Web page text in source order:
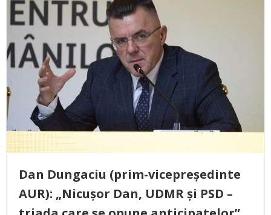
Dan Dungaciu (prim-vicepreședinte
AUR): „Nicușor Dan, UDMR și PSD –